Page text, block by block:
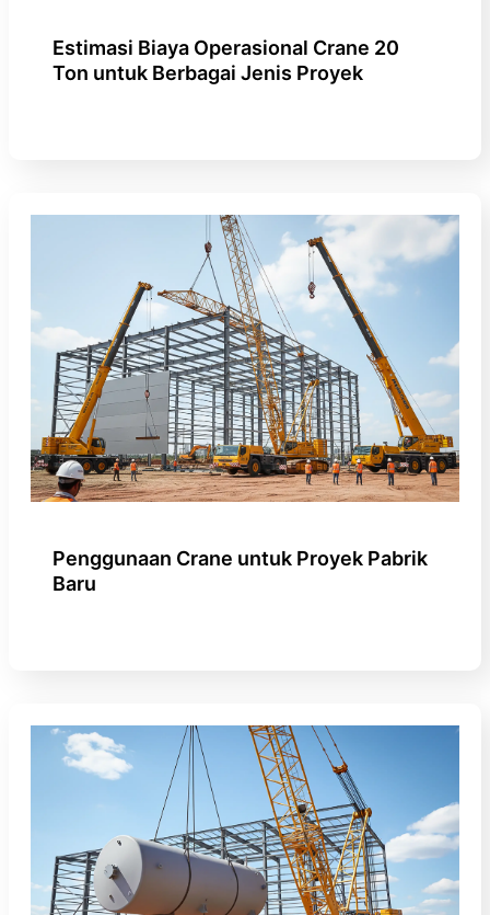
Estimasi Biaya Operasional Crane 20
Ton untuk Berbagai Jenis Proyek
Penggunaan Crane untuk Proyek Pabrik
Baru